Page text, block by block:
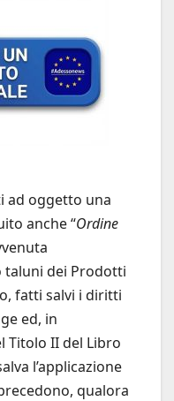
ad oggetto una
anche “Ordine
dei Prodotti
fatti salvi i diritti
ed, in
Titolo II del Libro
l’applicazione
qualora